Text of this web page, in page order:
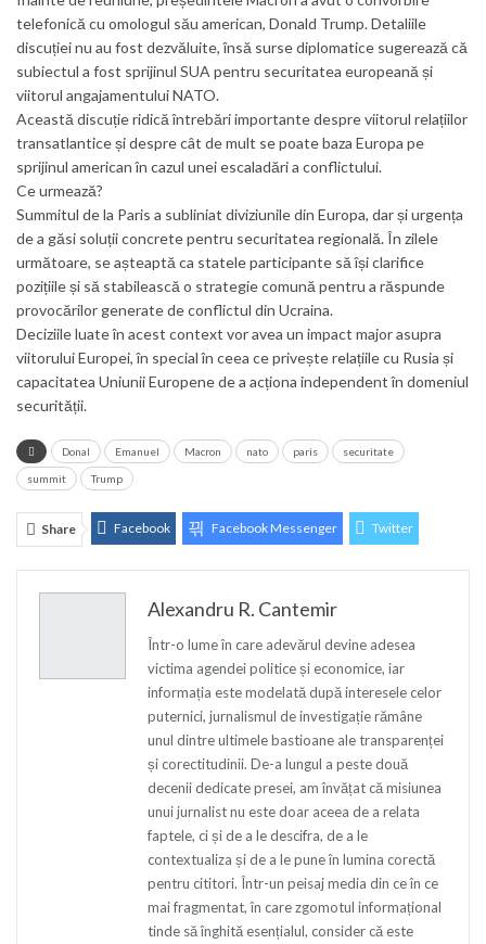
telefonică cu omologul său american, Donald Trump. Detaliile
discuției nu au fost dezvăluite, însă surse diplomatice sugerează că
subiectul a fost sprijinul SUA pentru securitatea europeană și
viitorul angajamentului NATO.
Această discuție ridică întrebări importante despre viitorul relațiilor
transatlantice și despre cât de mult se poate baza Europa pe
sprijinul american în cazul unei escaladări a conflictului.
Ce urmează?
Summitul de la Paris a subliniat diviziunile din Europa, dar și urgența
de a găsi soluții concrete pentru securitatea regională. În zilele
următoare, se așteaptă ca statele participante să își clarifice
pozițiile și să stabilească o strategie comună pentru a răspunde
provocărilor generate de conflictul din Ucraina.
Deciziile luate în acest context vor avea un impact major asupra
viitorului Europei, în special în ceea ce privește relațiile cu Rusia și
capacitatea Uniunii Europene de a acționa independent în domeniul
securității.
Donal Emanuel Macron nato paris securitate
summit Trump
Share Facebook Facebook Messenger Twitter
Alexandru R. Cantemir
Într-o lume în care adevărul devine adesea
victima agendei politice și economice, iar
informația este modelată după interesele celor
puternici, jurnalismul de investigație rămâne
unul dintre ultimele bastioane ale transparenței
și corectitudinii. De-a lungul a peste două
decenii dedicate presei, am învățat că misiunea
unui jurnalist nu este doar aceea de a relata
faptele, ci și de a le descifra, de a le
contextualiza și de a le pune în lumina corectă
pentru cititori. Într-un peisaj media din ce în ce
mai fragmentat, în care zgomotul informațional
tinde să înghită esențialul, consider că este